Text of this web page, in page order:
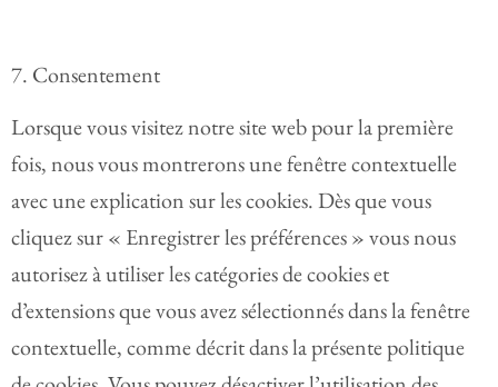
7. Consentement
Lorsque vous visitez notre site web pour la première
fois, nous vous montrerons une fenêtre contextuelle
avec une explication sur les cookies. Dès que vous
cliquez sur « Enregistrer les préférences » vous nous
autorisez à utiliser les catégories de cookies et
d’extensions que vous avez sélectionnés dans la fenêtre
contextuelle, comme décrit dans la présente politique